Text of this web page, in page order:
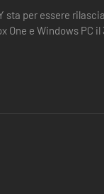
sta per essere
One e Windows PC